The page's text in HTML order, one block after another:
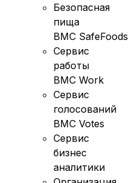
Безопасная
пища
BMC SafeFoods
Сервис
работы
BMC Work
Сервис
голосований
BMC Votes
Сервис
бизнес
аналитики